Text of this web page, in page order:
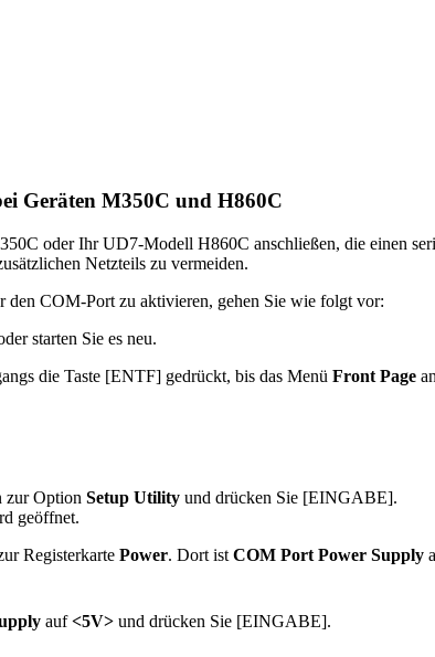
Geräten M350C und H860C
oder Ihr UD7-Modell H860C anschließen, die einen
Netzteils zu vermeiden.
COM-Port zu aktivieren, gehen Sie wie folgt vor:
starten Sie es neu.
die Taste [ENTF] gedrückt, bis das Menü Front Page
zur Option Setup Utility und drücken Sie [EINGABE].
geöffnet.
Registerkarte Power. Dort ist COM Port Power Supply
auf<5V> und drücken Sie [EINGABE].